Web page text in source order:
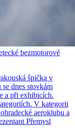
bezmotorové
špička v
dnes stovkám
a při exhibicích.
V kategorii
aeroklubu a
Přemysl